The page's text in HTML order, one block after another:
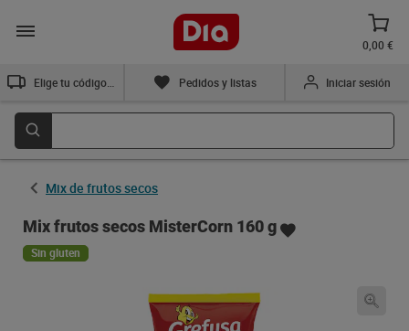
0,00 €
Pedidos y listas Iniciar sesión
Mix de frutos secos
Mix frutos secos MisterCorn 160 g
Sin gluten